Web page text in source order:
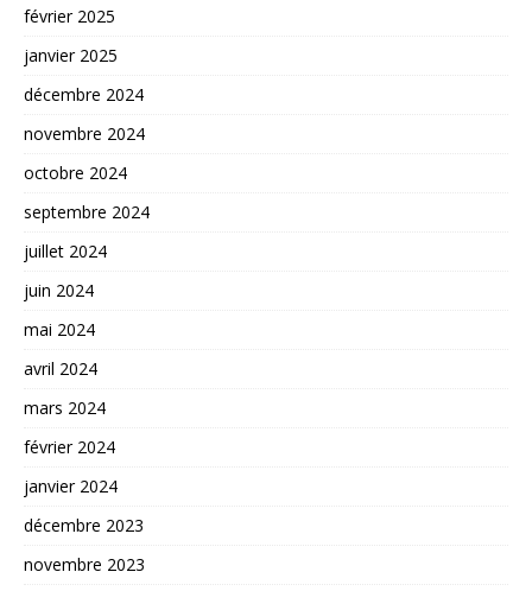
février 2025
janvier 2025
décembre 2024
novembre 2024
octobre 2024
septembre 2024
juillet 2024
juin 2024
mai 2024
avril 2024
mars 2024
février 2024
janvier 2024
décembre 2023
novembre 2023